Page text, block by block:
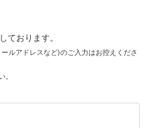
ております。
ルアドレスなど)のご入力はお控えくださ
。